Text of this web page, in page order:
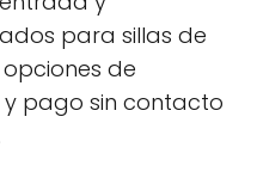
para sillas de
de
pago sin contacto